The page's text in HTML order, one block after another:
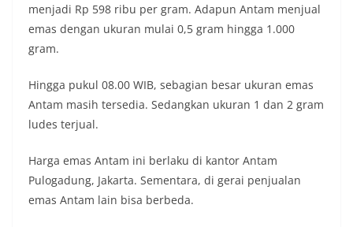
menjadi Rp 598 ribu per gram. Adapun Antam menjual
emas dengan ukuran mulai 0,5 gram hingga 1.000
gram.
Hingga pukul 08.00 WIB, sebagian besar ukuran emas
Antam masih tersedia. Sedangkan ukuran 1 dan 2 gram
ludes terjual.
Harga emas Antam ini berlaku di kantor Antam
Pulogadung, Jakarta. Sementara, di gerai penjualan
emas Antam lain bisa berbeda.